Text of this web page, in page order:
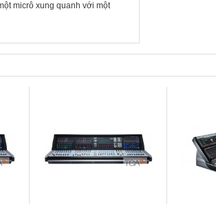
micrô xung quanh với một